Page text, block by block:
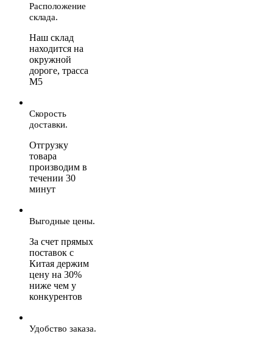
Расположение
склада.
Наш склад
находится на
окружной
дороге, трасса
М5
Скорость
доставки.
Отгрузку
товара
производим в
течении 30
минут
Выгодные цены.
За счет прямых
поставок с
Китая держим
цену на 30%
ниже чем у
конкурентов
Удобство заказа.